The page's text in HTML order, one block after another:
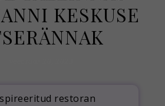
KESKUSE
restoran